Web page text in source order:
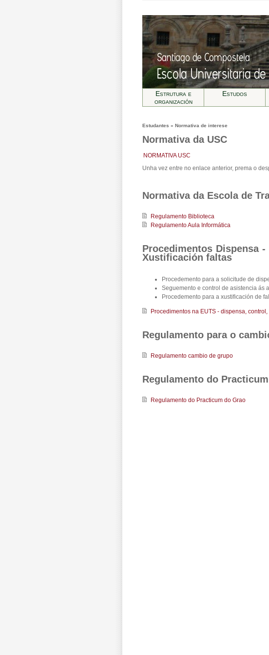
Estrutura e
organización
Estudos
Estudantes » Normativa de interese
Normativa da USC
NORMATIVA USC
Unha vez entre no enlace anterior, prema o
Normativa da Escola de
Regulamento Biblioteca
Regulamento Aula Informática
Procedimentos Dispensa
Xustificación faltas
Procedemento para a solicitude de
Seguemento e control de asistencia ás
Procedemento para a xustificación de
Procedimentos na EUTS - dispensa,
Regulamento para o
Regulamento cambio de grupo
Regulamento do
Regulamento do Practicum do Grao